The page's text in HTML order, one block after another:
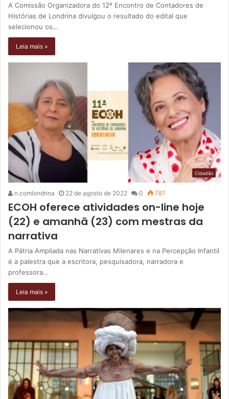
A Comissão Organizadora do 12º Encontro de Contadores de
Histórias de Londrina divulgou o resultado do edital que
selecionou os…
Leia mais »
Cidadão
n.comlondrina 22 de agosto de 2022 0 787
ECOH oferece atividades on-line hoje
(22) e amanhã (23) com mestras da
narrativa
A Pátria Ampliada nas Narrativas Milenares e na Percepção Infantil
é a palestra que a escritora, pesquisadora, narradora e
professora…
Leia mais »